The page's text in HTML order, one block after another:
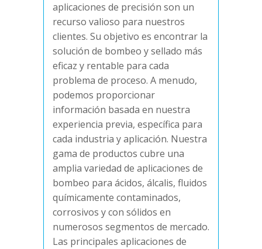
aplicaciones de precisión son un
recurso valioso para nuestros
clientes. Su objetivo es encontrar la
solución de bombeo y sellado más
eficaz y rentable para cada
problema de proceso. A menudo,
podemos proporcionar
información basada en nuestra
experiencia previa, específica para
cada industria y aplicación. Nuestra
gama de productos cubre una
amplia variedad de aplicaciones de
bombeo para ácidos, álcalis, fluidos
químicamente contaminados,
corrosivos y con sólidos en
numerosos segmentos de mercado.
Las principales aplicaciones de